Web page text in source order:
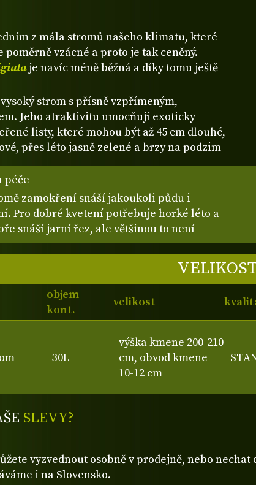
z mála stromů našeho klimatu, které
poměrně vzácné a proto je tak ceněný.
je navíc méně běžná a díky tomu ještě
strom s přísně vzpřímeným,
Jeho atraktivitu umocňují exoticky
listy, které mohou být až 45 cm dlouhé,
přes léto jasně zelené a brzy na podzim
péče
zamokření snáší jakoukoli půdu i
Pro dobré kvetení potřebuje horké léto a
snáší jarní řez, ale většinou to není
objem
kont.
velikost
30L
výška kmene 200-210
cm, obvod kmene
10-12 cm
SLEVY?
vyzvednout osobně v prodejně, nebo
i na Slovensko.